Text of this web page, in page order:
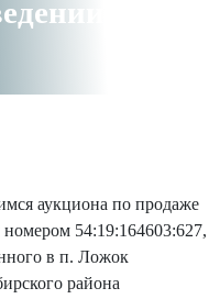
аукциона по продаже
номером 54:19:164603:627,
в п. Ложок
района